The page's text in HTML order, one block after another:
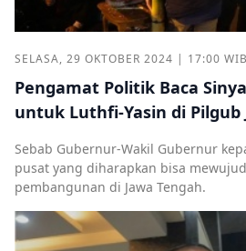
SELASA, 29 OKTOBER 2024 | 17:00 WIB
Pengamat Politik Baca
untuk Luthfi-Yasin di Pilgub
Sebab Gubernur-Wakil Gubernur
pusat yang diharapkan bisa
pembangunan di Jawa Tengah.